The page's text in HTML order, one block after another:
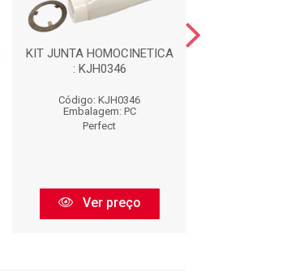
KIT JUNTA HOMOCINETICA
: KJH0346
Código: KJH0346
Embalagem: PC
Perfect
Ver preço